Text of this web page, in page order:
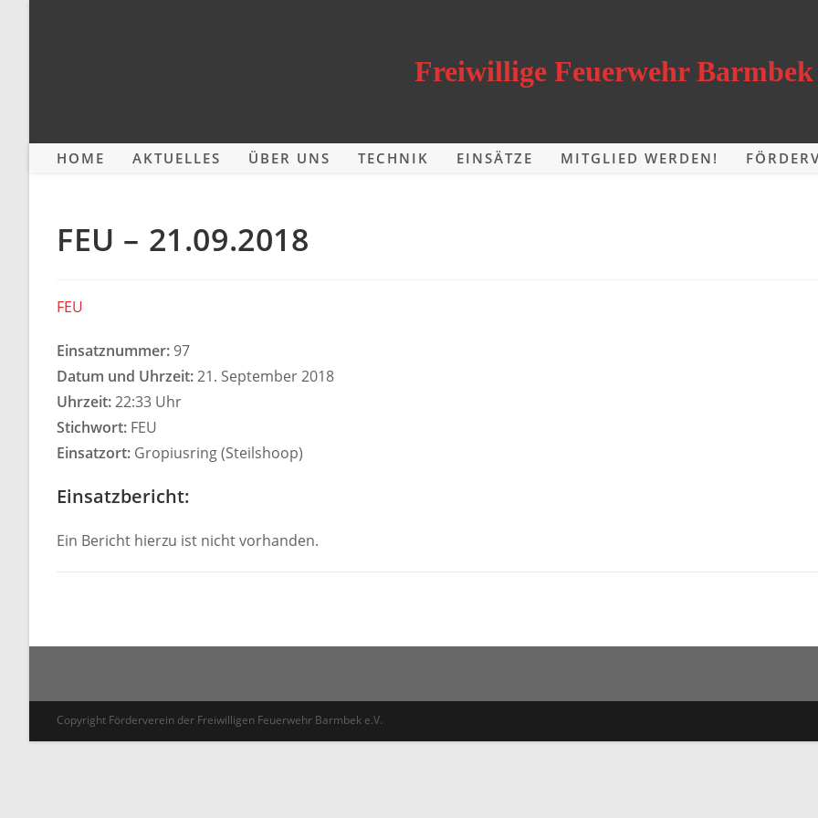
Freiwillige Feuerwehr Barmbek
HOME AKTUELLES ÜBER UNS TECHNIK EINSÄTZE MITGLIED WERDEN!
FEU – 21.09.2018
FEU
Einsatznummer: 97
Datum und Uhrzeit:21. September 2018
Uhrzeit:22:33 Uhr
Stichwort: FEU
Einsatzort: Gropiusring (Steilshoop)
Einsatzbericht:
Ein Bericht hierzu ist nicht vorhanden.
Copyright Förderverein der Freiwilligen Feuerwehr Barmbek e.V.